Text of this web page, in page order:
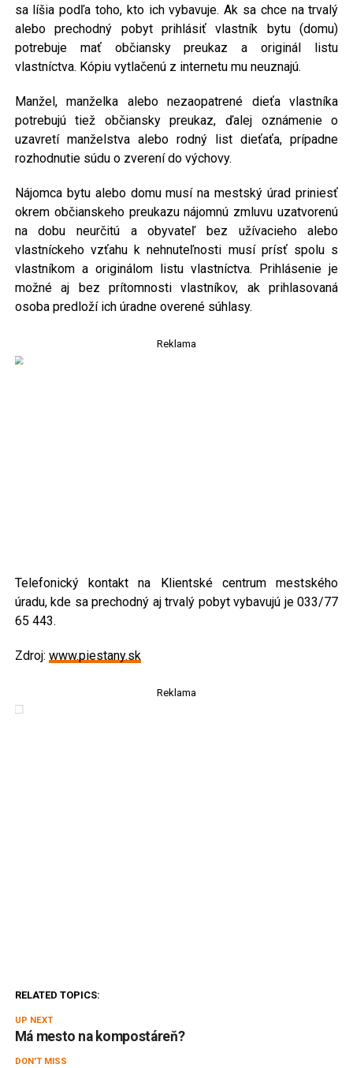
sa líšia podľa toho, kto ich vybavuje. Ak sa chce na trvalý
alebo prechodný pobyt prihlásiť vlastník bytu (domu)
potrebuje mať občiansky preukaz a originál listu
vlastníctva. Kópiu vytlačenú z internetu mu neuznajú.
Manžel, manželka alebo nezaopatrené dieťa vlastníka
potrebujú tiež občiansky preukaz, ďalej oznámenie o
uzavretí manželstva alebo rodný list dieťaťa, prípadne
rozhodnutie súdu o zverení do výchovy.
Nájomca bytu alebo domu musí na mestský úrad priniesť
okrem občianskeho preukazu nájomnú zmluvu uzatvorenú
na dobu neurčitú a obyvateľ bez užívacieho alebo
vlastníckeho vzťahu k nehnuteľnosti musí prísť spolu s
vlastníkom a originálom listu vlastníctva. Prihlásenie je
možné aj bez prítomnosti vlastníkov, ak prihlasovaná
osoba predloží ich úradne overené súhlasy.
Reklama
Telefonický kontakt na Klientské centrum mestského
úradu, kde sa prechodný aj trvalý pobyt vybavujú je 033/77
65 443.
Zdroj: www.piestany.sk
Reklama
RELATED TOPICS:
UP NEXT
Má mesto na kompostáreň?
DON'T MISS